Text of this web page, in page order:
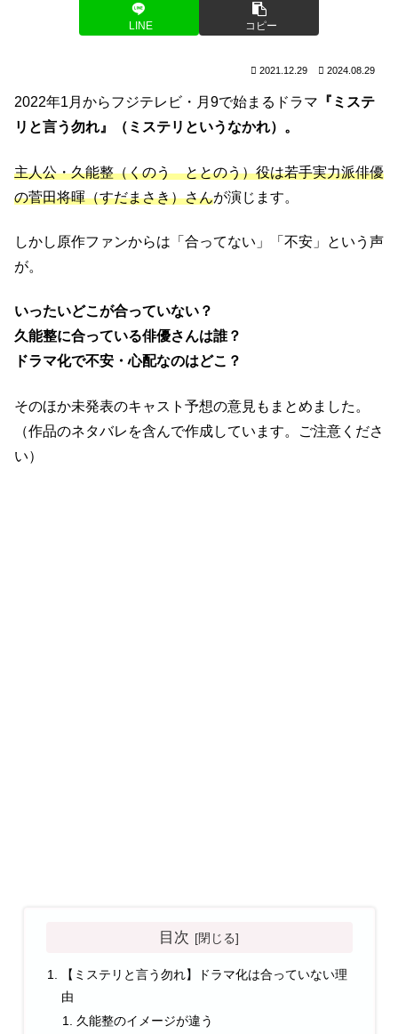
LINE コピー
2021.12.29 2024.08.29
2022年1月からフジテレビ・月9で始まるドラマ 『ミステ
リと言う勿れ』（ミステリというなかれ）。
主人公・久能整（くのう ととのう）役は若手実力派俳優
の菅田将暉（すだまさき）さんが演じます。
しかし原作ファンからは「合ってない」「不安」という声
が。
いったいどこが合っていない？
久能整に合っている俳優さんは誰？
ドラマ化で不安・心配なのはどこ？
そのほか未発表のキャスト予想の意見もまとめました。
（作品のネタバレを含んで作成しています。ご注意くださ
い）
目次
【ミステリと言う勿れ】ドラマ化は合っていない理
由
久能整のイメージが違う